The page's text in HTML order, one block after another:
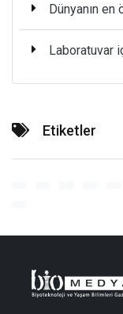
Dünyanın
Laboratuvar
Etiketler